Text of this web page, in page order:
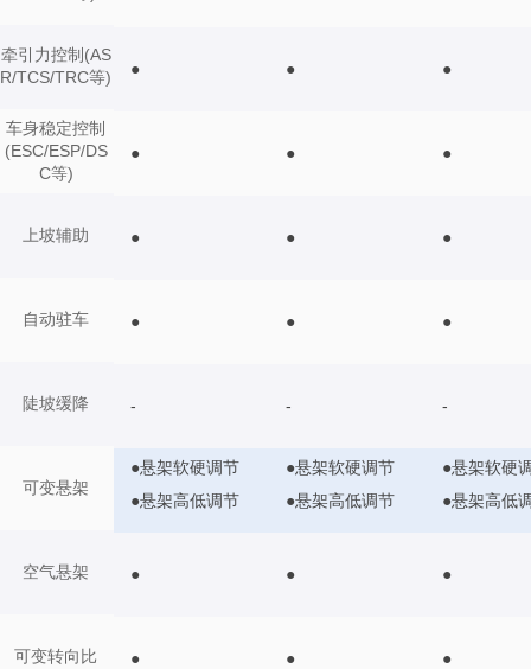
牵引力控制(AS
R/TCS/TRC等)
车身稳定控制
(ESC/ESP/DS
C等)
上坡辅助
自动驻车
陡坡缓降
可变悬架
空气悬架
可变转向比
● ● ●
● ● ●
● ● ●
● ● ●
- - -
●悬架软硬调节
●悬架高低调节
●悬架软硬调节
●悬架高低调节
●悬架软硬
●悬架高低
● ● ●
● ● ●